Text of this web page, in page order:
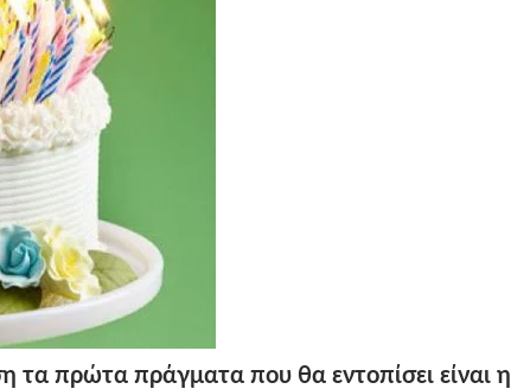
τα πρώτα πράγματα που θα εντοπίσει είναι η